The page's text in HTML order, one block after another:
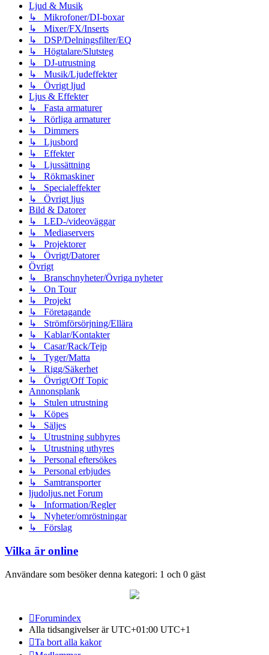
Ljud & Musik
↳ Mikrofoner/DI-boxar
↳ Mixer/FX/Inserts
↳ DSP/Delningsfilter/EQ
↳ Högtalare/Slutsteg
↳ DJ-utrustning
↳ Musik/Ljudeffekter
↳ Övrigt ljud
Ljus & Effekter
↳ Fasta armaturer
↳ Rörliga armaturer
↳ Dimmers
↳ Ljusbord
↳ Effekter
↳ Ljussättning
↳ Rökmaskiner
↳ Specialeffekter
↳ Övrigt ljus
Bild & Datorer
↳ LED-/videoväggar
↳ Mediaservers
↳ Projektorer
↳ Övrigt/Datorer
Övrigt
↳ Branschnyheter/Övriga nyheter
↳ On Tour
↳ Projekt
↳ Företagande
↳ Strömförsörjning/Ellära
↳ Kablar/Kontakter
↳ Casar/Rack/Tejp
↳ Tyger/Matta
↳ Rigg/Säkerhet
↳ Övrigt/Off Topic
Annonsplank
↳ Stulen utrustning
↳ Köpes
↳ Säljes
↳ Utrustning subhyres
↳ Utrustning uthyres
↳ Personal eftersökes
↳ Personal erbjudes
↳ Samtransporter
ljudoljus.net Forum
↳ Information/Regler
↳ Nyheter/omröstningar
↳ Förslag
Vilka är online
Användare som besöker denna kategori: 1 och 0 gäst
Forumindex
Alla tidsangivelser är UTC+01:00 UTC+1
Ta bort alla kakor